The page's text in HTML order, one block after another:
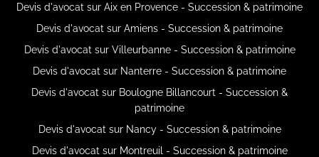
Devis d'avocat sur Aix en Provence - Succession & patrimoine
Devis d'avocat sur Amiens - Succession & patrimoine
Devis d'avocat sur Villeurbanne - Succession & patrimoine
Devis d'avocat sur Nanterre - Succession & patrimoine
Devis d'avocat sur Boulogne Billancourt - Succession &
patrimoine
Devis d'avocat sur Nancy - Succession & patrimoine
Devis d'avocat sur Montreuil - Succession & patrimoine